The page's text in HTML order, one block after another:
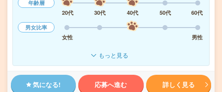
年齢層
20代
30代 40代 50代
60代
男女比率
女性
男性
もっと見る
気になる! 応募へ進む 詳しく見る